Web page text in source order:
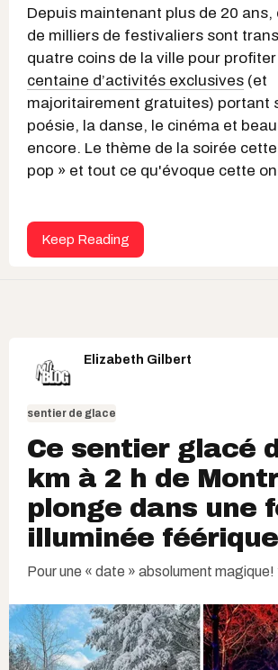
Depuis maintenant plus de 20
de milliers de festivaliers sont
quatre coins de la ville pour profiter
centaine d’activités exclusives (et
majoritairement gratuites) portant
poésie, la danse, le cinéma et
encore. Le thème de la soirée
pop » et tout ce qu'évoque cette
Keep Reading
Elizabeth Gilbert
sentier de glace
Ce sentier glacé
km à 2 h de
plonge dans une
illuminée féérique
Pour une « date » absolument magique!